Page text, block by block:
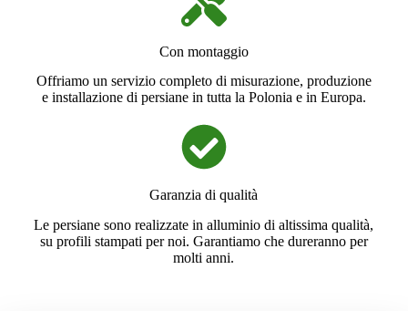
Con montaggio
Offriamo un servizio completo di misurazione, produzione
e installazione di persiane in tutta la Polonia e in Europa.
Garanzia di qualità
Le persiane sono realizzate in alluminio di altissima qualità,
su profili stampati per noi. Garantiamo che dureranno per
molti anni.